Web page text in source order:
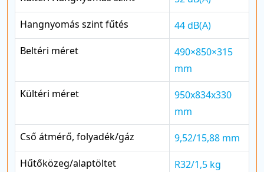
Hangnyomás szint fűtés
44 dB(A)
Beltéri méret
490×850×315
mm
Kültéri méret
950x834x330
mm
Cső átmérő, folyadék/gáz
9,52/15,88 mm
Hűtőközeg/alaptöltet
R32/1,5 kg